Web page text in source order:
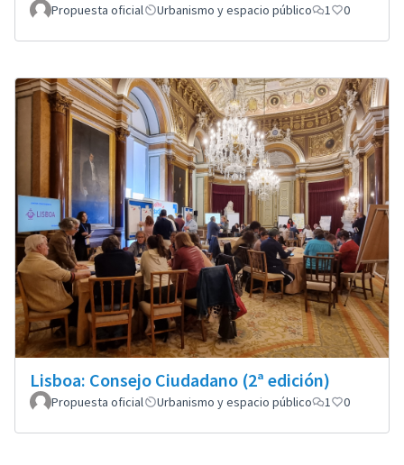
Propuesta oficial Urbanismo y espacio público 1 0
Lisboa: Consejo Ciudadano (2ª edición)
Propuesta oficial Urbanismo y espacio público 1 0